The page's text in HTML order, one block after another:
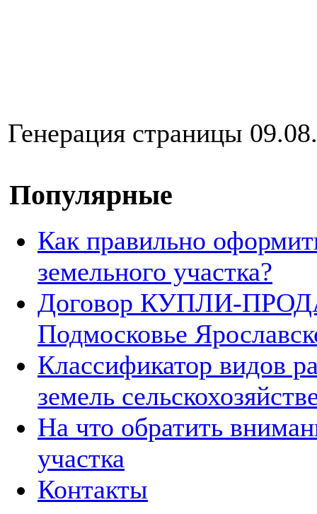
Генерация страницы
Популярные
Как правильно
земельного участка?
Договор КУПЛИ-
Подмосковье
Классификатор видов
земель
На что обратить
участка
Контакты